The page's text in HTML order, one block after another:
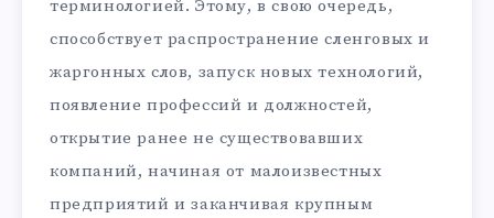
терминологией. Этому, в свою очередь,
способствует распространение сленговых и
жаргонных слов, запуск новых технологий,
появление профессий и должностей,
открытие ранее не существовавших
компаний, начиная от малоизвестных
предприятий и заканчивая крупным